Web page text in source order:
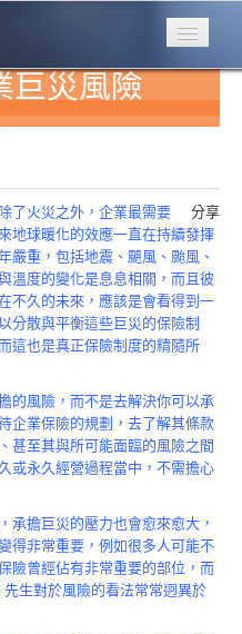
巨災風險
分享
了火災之外，企業最需要
地球暖化的效應一直在持續發揮
嚴重，包括地震、颶風、颱風、
溫度的變化是息息相關，而且彼
不久的未來，應該是會看得到一
分散與平衡這些巨災的保險制
這也是真正保險制度的精隨所
的風險，而不是去解決你可以承
企業保險的規劃，去了解其條款
甚至其與所可能面臨的風險之間
或永久經營過程當中，不需擔心
承擔巨災的壓力也會愈來愈大，
得非常重要，例如很多人可能不
險曾經佔有非常重要的部位，而
生對於風險的看法常常迥異於